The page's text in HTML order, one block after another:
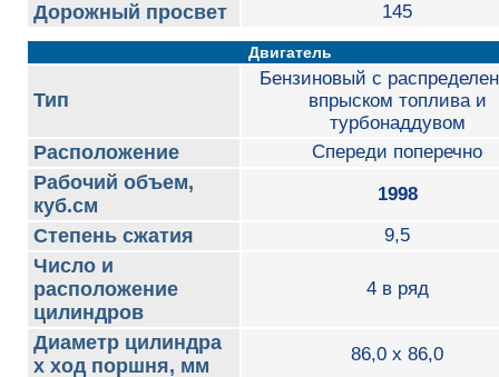
Дорожный просвет 145
Двигатель
Тип
Бензиновый с
впрыском топлива и
турбонаддувом
Расположение Спереди поперечно
Рабочий объем,
куб.см
1998
Степень сжатия 9,5
Число и
расположение
цилиндров
4 в ряд
Диаметр цилиндра
х ход поршня, мм
86,0 x 86,0